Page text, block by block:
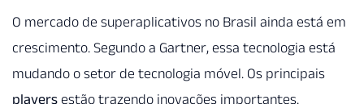
O mercado de superaplicativos no Brasil ainda está em
crescimento. Segundo a Gartner, essa tecnologia está
mudando o setor de tecnologia móvel. Os principais
players estão trazendo inovações importantes.